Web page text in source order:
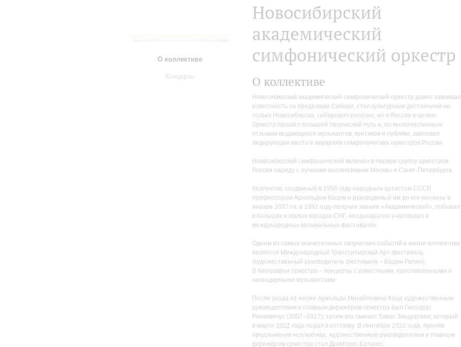
О коллективе
Концерты
Новосибирский
академический
симфонический оркестр
О коллективе
Новосибирский академический симфонический оркестр давно завоевал
известность за пределами Сибири, стал культурным достоянием не
только Новосибирска, сибирского региона, но и России в целом.
Оркестр прошёл большой творческий путь и, по многочисленным
отзывам выдающихся музыкантов, критиков и публики, завоевал
лидирующее место в иерархии симфонических оркестров России.
Новосибирский симфонический включён в первую группу оркестров
России наряду с лучшими коллективами Москвы и Санкт-Петербурга.
Коллектив, созданный в 1956 году народным артистом СССР,
профессором Арнольдом Кацем и руководимый им до его кончины в
январе 2007-го, в 1982 году получил звание «Академический», побывал
в больших и малых городах СНГ, неоднократно участвовал в
международных музыкальных фестивалях.
Одним из самых значительных творческих событий в жизни коллектива
является Международный Транссибирский Арт-фестиваль
(художественный руководитель фестиваля – Вадим Репин).
В биографии оркестра – концерты с известными, прославленными и
легендарными музыкантами.
После ухода из жизни Арнольда Михайловича Каца художественным
руководителем и главным дирижёром оркестра был Гинтарас
Ринкявичус (2007–2017), затем его сменил Томас Зандерлинг, который
в марте 2022 года подал в отставку. В сентябре 2022 года, приняв
предложение коллектива, художественным руководителем и главным
дирижёром оркестра стал Димитрис Ботинис.